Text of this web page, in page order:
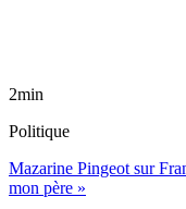
2min
Politique
Mazarine Pingeot sur
mon père »